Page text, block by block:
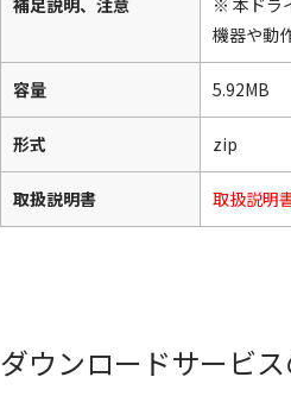
補足説明、注意 ※ 本ドラ
機器や動
容量 5.92MB
形式 zip
取扱説明書 取扱説明
ダウンロードサービ